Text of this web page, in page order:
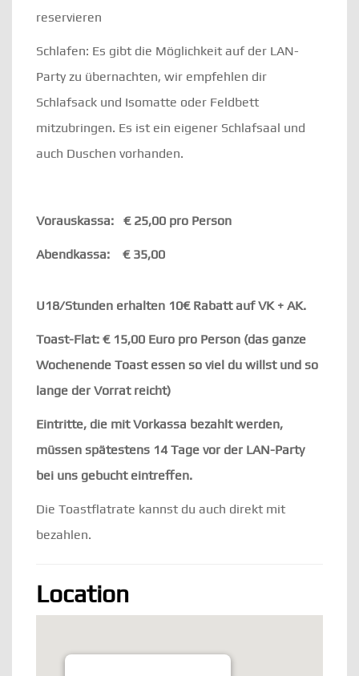
reservieren
Schlafen: Es gibt die Möglichkeit auf der LAN-
Party zu übernachten, wir empfehlen dir
Schlafsack und Isomatte oder Feldbett
mitzubringen. Es ist ein eigener Schlafsaal und
auch Duschen vorhanden.
Vorauskassa: € 25,00 pro Person
Abendkassa: € 35,00
U18/Stunden erhalten 10€ Rabatt auf VK + AK.
Toast-Flat: € 15,00 Euro pro Person (das ganze
Wochenende Toast essen so viel du willst und so
lange der Vorrat reicht)
Eintritte, die mit Vorkassa bezahlt werden,
müssen spätestens 14 Tage vor der LAN-Party
bei uns gebucht eintreffen.
Die Toastflatrate kannst du auch direkt mit
bezahlen.
Location